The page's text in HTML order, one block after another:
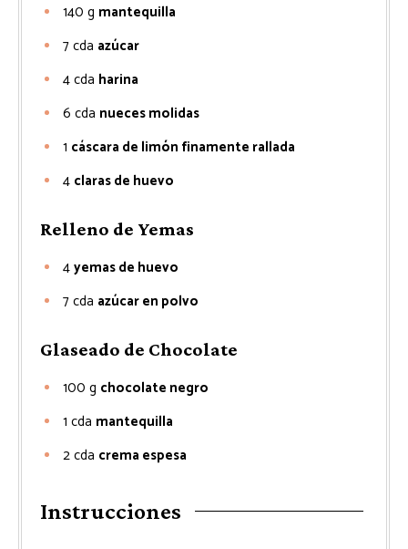
140 g mantequilla
7cda azúcar
4cda harina
6 cda nueces molidas
1 cáscara de limón finamente rallada
4 claras de huevo
Relleno de Yemas
4yemas de huevo
7cda azúcar en polvo
Glaseado de Chocolate
100 g chocolate negro
1 cda mantequilla
2cda crema espesa
Instrucciones